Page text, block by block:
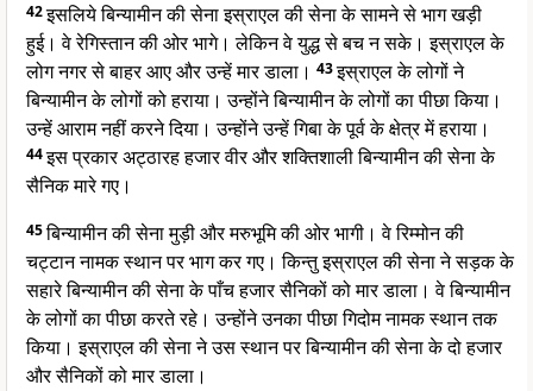
42इसलिये बिन्यामीन की सेना इस्राएल की सेना के सामने से भाग खड़ी
हुई। वे रेगिस्तान की ओर भागे। लेकिन वे युद्ध से बच न सके। इस्राएल के
लोग नगर से बाहर आए और उन्हें मार डाला। 43इस्राएल के लोगों ने
बिन्यामीन के लोगों को हराया। उन्होंने बिन्यामीन के लोगों का पीछा किया।
उन्हें आराम नहीं करने दिया। उन्होंने उन्हें गिबा के पूर्व के क्षेत्र में हराया।
44इस प्रकार अट्ठारह हजार वीर और शक्तिशाली बिन्यामीन की सेना के
सैनिक मारे गए।
45बिन्यामीन की सेना मुड़ी और मरुभूमि की ओर भागी। वे रिम्मोन की
चट्टान नामक स्थान पर भाग कर गए। किन्तु इस्राएल की सेना ने सड़क के
सहारे बिन्यामीन की सेना के पाँच हजार सैनिकों को मार डाला। वे बिन्यामीन
के लोगों का पीछा करते रहे। उन्होंने उनका पीछा गिदोम नामक स्थान तक
किया। इस्राएल की सेना ने उस स्थान पर बिन्यामीन की सेना के दो हजार
और सैनिकों को मार डाला।